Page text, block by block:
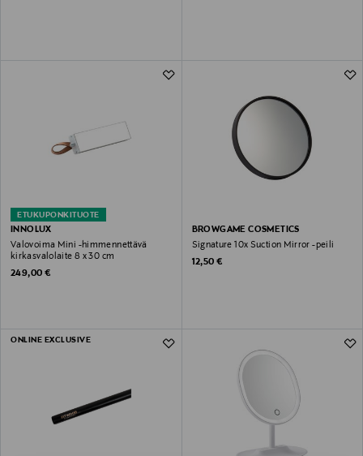
ETUKUPONKITUOTE
INNOLUX
Valovoima Mini -himmennettävä
kirkasvalolaite 8 x 30 cm
Original Price
249,00 €
BROWGAME COSMETICS
Signature 10x Suction Mirror -peili
Original Price
12,50 €
ONLINE EXCLUSIVE